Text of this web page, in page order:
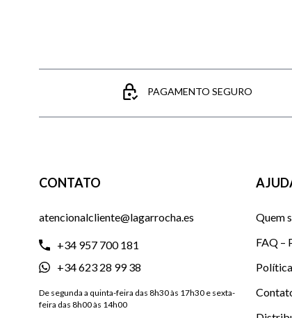
PAGAMENTO SEGURO
CONTATO
atencionalcliente@lagarrocha.es
+34 957 700 181
+34 623 28 99 38
De segunda a quinta-feira das 8h30 às 17h30 e sexta-
feira das 8h00 às 14h00
Quem
FAQ –